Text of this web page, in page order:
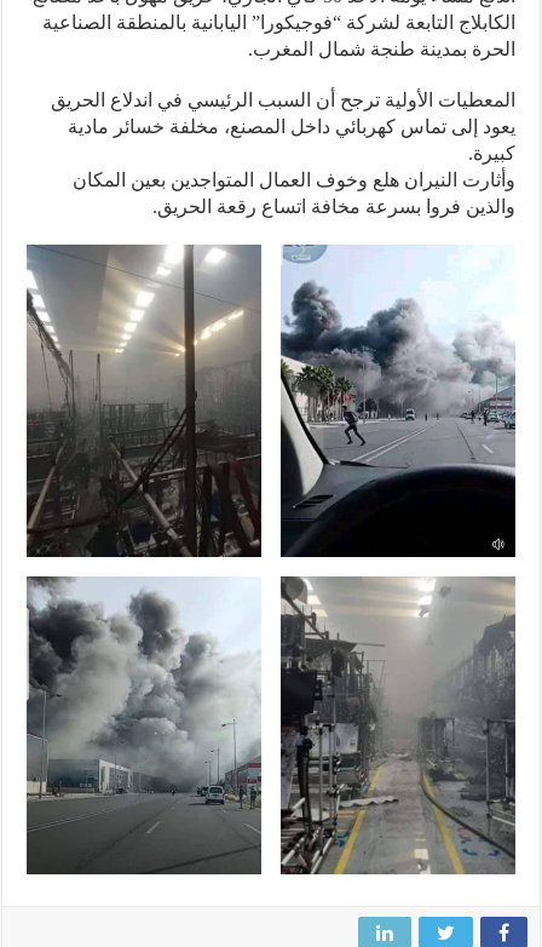
التابعة لشركة “فوجيكورا” اليابانية بالمنطقة الصناعية
بمدينة طنجة شمال المغرب.
الأولية ترجح أن السبب الرئيسي في اندلاع الحريق
إلى تماس كهربائي داخل المصنع، مخلفة خسائر مادية
النيران هلع وخوف العمال المتواجدين بعين المكان
فروا بسرعة مخافة اتساع رقعة الحريق.